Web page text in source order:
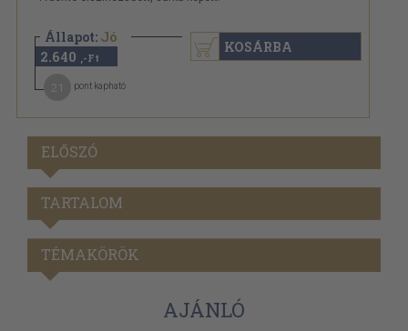
Állapot: Jó
2.640 ,-Ft
pont kapható
KOSÁRBA
ELŐSZÓ
TARTALOM
TÉMAKÖRÖK
AJÁNLÓ